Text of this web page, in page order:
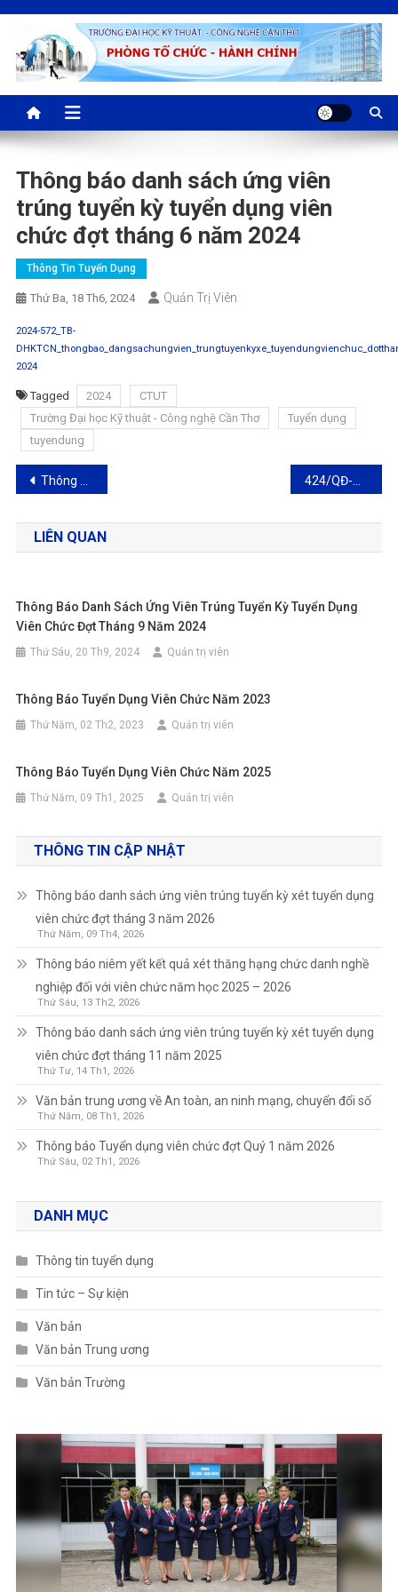
content
CTUT | Phòng Tổ chức –
Hành chính
CTUT-P.TCHC
Thông báo danh sách ứng viên
trúng tuyển kỳ tuyển dụng viên
chức đợt tháng 6 năm 2024
Thông Tin Tuyển Dụng
Thứ Ba, 18 Th6, 2024 Quản Trị Viên
2024-572_TB-
2024
Tagged 2024
CTUT
Trường Đại học Kỹ thuật - Công nghệ Cần Thơ
Tuyển dụng
tuyendung
Điều
hướng
bài
Thông báo danh sách ứng viên trúng tuyển kỳ xét tuyển dụng viên chức đợt tháng 05 năm 2024
LIÊN QUAN
Thông Báo Danh Sách Ứng Viên Trúng Tuyển Kỳ Tuyển Dụng
Viên Chức Đợt Tháng 9 Năm 2024
Thứ Sáu, 20 Th9, 2024 Quản trị viên
Thông Báo Tuyển Dụng Viên Chức Năm 2023
Thứ Năm, 02 Th2, 2023 Quản trị viên
Thông Báo Tuyển Dụng Viên Chức Năm 2025
Thứ Năm, 09 Th1, 2025 Quản trị viên
THÔNG TIN CẬP NHẬT
Thông báo danh sách ứng viên trúng tuyển kỳ xét tuyển dụng
viên chức đợt tháng 3 năm 2026
Thứ Năm, 09 Th4, 2026
Thông báo niêm yết kết quả xét thăng hạng chức danh nghề
nghiệp đối với viên chức năm học 2025 – 2026
Thứ Sáu, 13 Th2, 2026
Thông báo danh sách ứng viên trúng tuyển kỳ xét tuyển dụng
viên chức đợt tháng 11 năm 2025
Thứ Tư, 14 Th1, 2026
Văn bản trung ương về An toàn, an ninh mạng, chuyển đổi số
Thứ Năm, 08 Th1, 2026
Thông báo Tuyển dụng viên chức đợt Quý 1 năm 2026
Thứ Sáu, 02 Th1, 2026
DANH MỤC
Thông tin tuyển dụng
Tin tức – Sự kiện
Văn bản
Văn bản Trung ương
Văn bản Trường